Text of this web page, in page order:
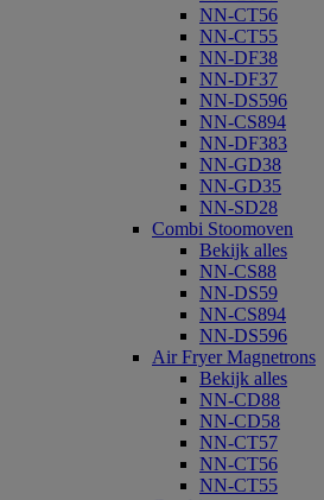
NN-CT56
NN-CT55
NN-DF38
NN-DF37
NN-DS596
NN-CS894
NN-DF383
NN-GD38
NN-GD35
NN-SD28
Combi Stoomoven
Bekijk alles
NN-CS88
NN-DS59
NN-CS894
NN-DS596
Air Fryer Magnetrons
Bekijk alles
NN-CD88
NN-CD58
NN-CT57
NN-CT56
NN-CT55